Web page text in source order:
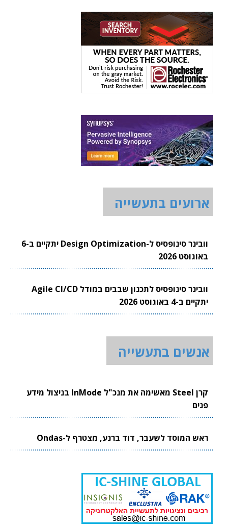
ארועים בתעשייה
וובינר סינופסיס ל-Design Optimization יתקיים ב-6
באוגוסט 2026
וובינר סינופסיס לתכנון שבבים במודל Agile CI/CD
יתקיים ב-4 באוגוסט 2026
אנשים בתעשייה
קרן Steel מאשימה את מנכ"ל InMode בניצול מידע
פנים
ראש המוסד לשעבר, דוד ברנע, מצטרף ל-Ondas